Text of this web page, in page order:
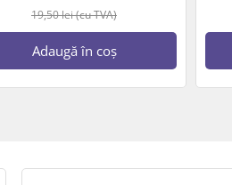
19,50lei(cu TVA)
Adaugă în coș